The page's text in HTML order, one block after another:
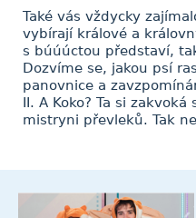
Také vás vždycky
vybírají králové a
s búúúctou představí,
Dozvíme se, jakou psí
panovnice a
II. A Koko? Ta si zakvoká
mistryni převleků. Tak